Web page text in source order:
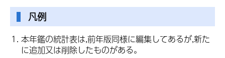
凡例
本年鑑の統計表は,前年版同様に編集してあるが,新た
に追加又は削除したものがある。